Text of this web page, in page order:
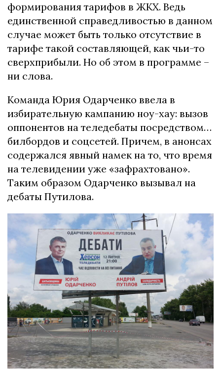
формирования тарифов в ЖКХ. Ведь
единственной справедливостью в данном
случае может быть только отсутствие в
тарифе такой составляющей, как чьи-то
сверхприбыли. Но об этом в программе –
ни слова.
Команда Юрия Одарченко ввела в
избирательную кампанию ноу-хау: вызов
оппонентов на теледебаты посредством…
билбордов и соцсетей. Причем, в анонсах
содержался явный намек на то, что время
на телевидении уже «зафрахтовано».
Таким образом Одарченко вызывал на
дебаты Путилова.